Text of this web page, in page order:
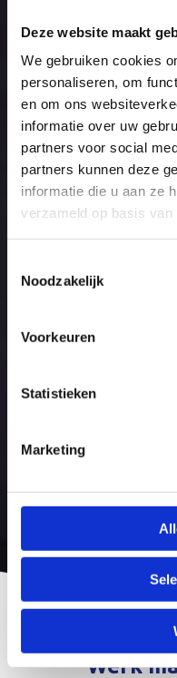
Deze website maakt
We gebruiken cookies
personaliseren, om
en om ons
informatie over uw
partners voor social
partners kunnen deze
informatie die u aan ze
verzameld op basis
Noodzakelijk
Voorkeuren
Statistieken
Marketing
Werk